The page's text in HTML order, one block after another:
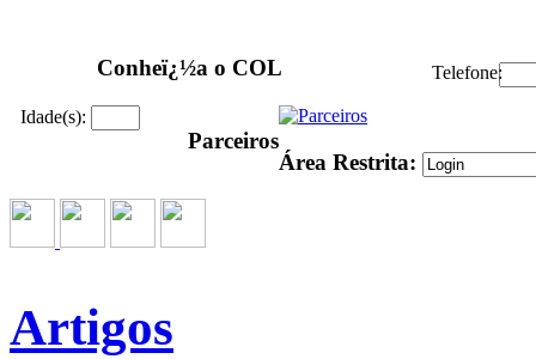
Conheï¿½a o COL Telefone:
Idade(s):
Parceiros
Área Restrita:
Artigos